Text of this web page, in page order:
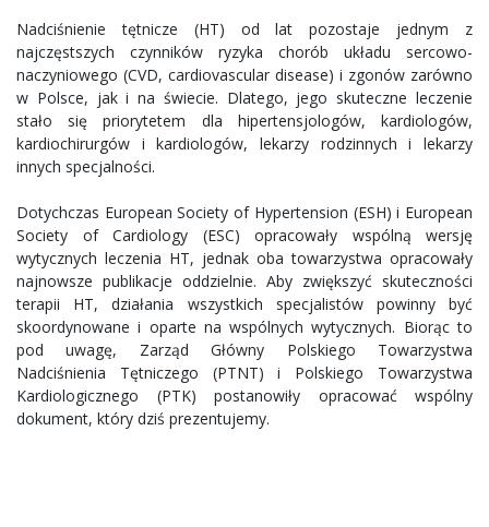
Nadciśnienie tętnicze (HT) od lat pozostaje jednym z
najczęstszych czynników ryzyka chorób układu sercowo-
naczyniowego (CVD, cardiovascular disease) i zgonów zarówno
w Polsce, jak i na świecie. Dlatego, jego skuteczne leczenie
stało się priorytetem dla hipertensjologów, kardiologów,
kardiochirurgów i kardiologów, lekarzy rodzinnych i lekarzy
innych specjalności.
Dotychczas European Society of Hypertension (ESH) i European
Society of Cardiology (ESC) opracowały wspólną wersję
wytycznych leczenia HT, jednak oba towarzystwa opracowały
najnowsze publikacje oddzielnie. Aby zwiększyć skuteczności
terapii HT, działania wszystkich specjalistów powinny być
skoordynowane i oparte na wspólnych wytycznych. Biorąc to
pod uwagę, Zarząd Główny Polskiego Towarzystwa
Nadciśnienia Tętniczego (PTNT) i Polskiego Towarzystwa
Kardiologicznego (PTK) postanowiły opracować wspólny
dokument, który dziś prezentujemy.